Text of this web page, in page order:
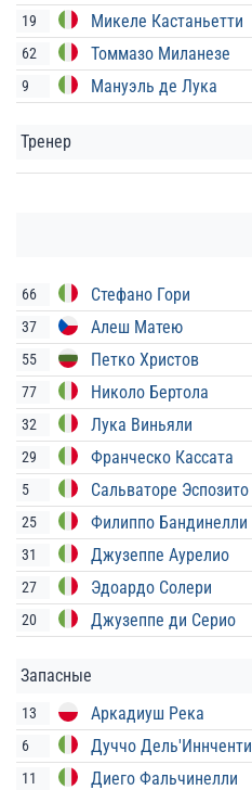
19 Микеле Кастаньетти
62 Томмазо Миланезе
9 Мануэль де Лука
Тренер
66 Стефано Гори
37 Алеш Матею
55 Петко Христов
77 Николо Бертола
32 Лука Виньяли
29 Франческо Кассата
5 Сальваторе Эспозито
25 Филиппо Бандинелли
31 Джузеппе Аурелио
27 Эдоардо Солери
20 Джузеппе ди Серио
Запасные
13 Аркадиуш Река
6 Дуччо Дель'Иннченти
11 Диего Фальчинелли